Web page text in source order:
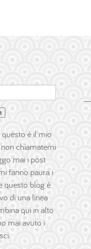
è il mio
chiamatemi
mai i post
fanno paura i
questo blog è
di una linea
qui in alto
mai avuto i